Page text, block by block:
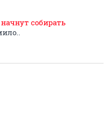
собирать